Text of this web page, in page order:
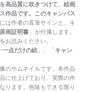
高品質に吹きつけて、絵画
作品です。このキャンバス
は作者の直筆サインと、キ
原画証明書 」が付属します。
お読みください。
一点だけの絵 」、「キャン
のサムネイルです。本作品
に仕上げており、実際の作
ります。色味もできる限り